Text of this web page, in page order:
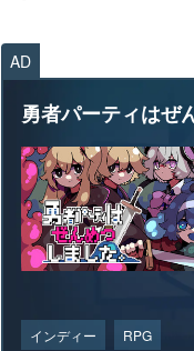
AD
勇者パーティはぜ
インディー RPG